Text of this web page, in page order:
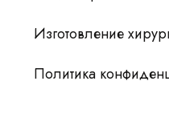
Изготовление
Политика